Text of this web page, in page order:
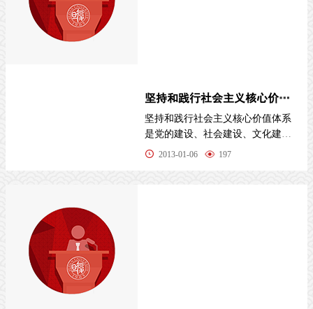
坚持和践行社会主义核心价值体系 ——学习十八大体会
坚持和践行社会主义核心价值体系
是党的建设、社会建设、文化建设
的大事。惟有坚持和践行社会主义
2013-01-06 197